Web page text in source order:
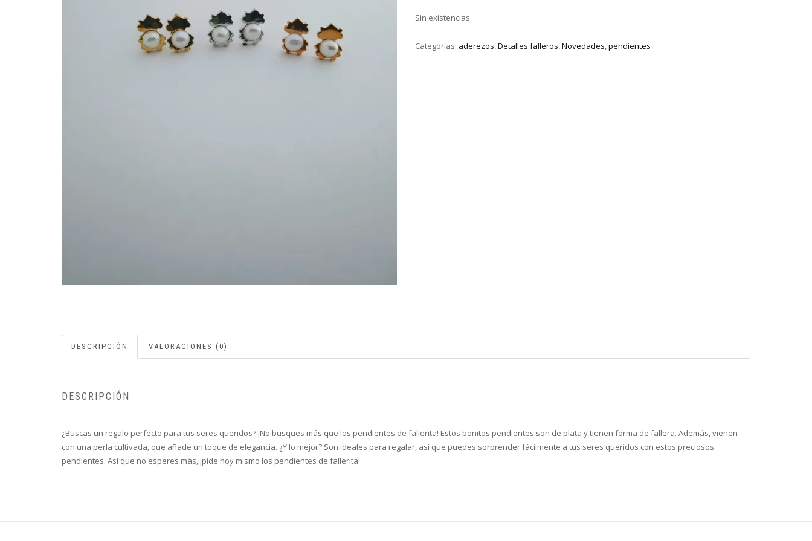
Sin existencias
Categorías: aderezos,Detalles falleros,Novedades,pendientes
DESCRIPCIÓN VALORACIONES (0)
DESCRIPCIÓN
¿Buscas un regalo perfecto para tus seres queridos? ¡No busques más que los pendientes de fallerita! Estos bonitos pendientes son de plata y tienen forma de fallera. Además, vienen
con una perla cultivada, que añade un toque de elegancia. ¿Y lo mejor? Son ideales para regalar, así que puedes sorprender fácilmente a tus seres queridos con estos preciosos
pendientes. Así que no esperes más, ¡pide hoy mismo los pendientes de fallerita!